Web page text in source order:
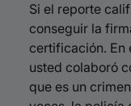
Si el reporte
conseguir la
certificación. En
usted colaboró
que es un